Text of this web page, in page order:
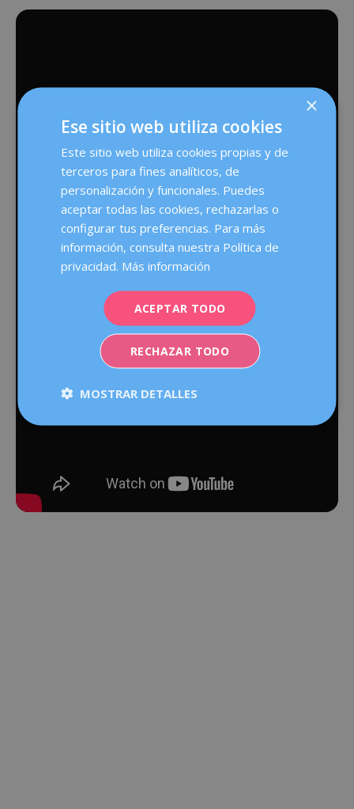
×
Ese sitio web utiliza cookies
Este sitio web utiliza cookies propias y de
terceros para fines analíticos, de
personalización y funcionales. Puedes
aceptar todas las cookies, rechazarlas o
configurar tus preferencias. Para más
información, consulta nuestra Política de
privacidad. Más información
ACEPTAR TODO
RECHAZAR TODO
MOSTRAR DETALLES